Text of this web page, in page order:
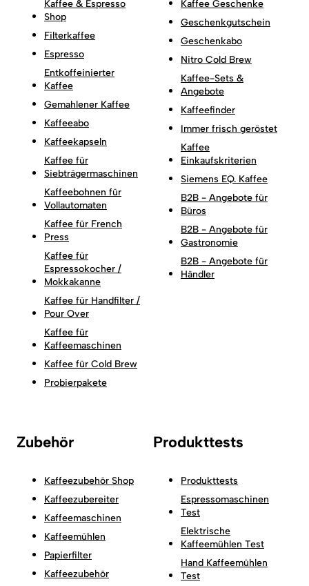
Kaffee & Espresso
Shop
Filterkaffee
Espresso
Entkoffeinierter
Kaffee
Gemahlener Kaffee
Kaffeeabo
Kaffeekapseln
Kaffee für
Siebträgermaschinen
Kaffeebohnen für
Vollautomaten
Kaffee für French
Press
Kaffee für
Espressokocher /
Mokkakanne
Kaffee für Handfilter /
Pour Over
Kaffee für
Kaffeemaschinen
Kaffee für Cold Brew
Probierpakete
Kaffee Geschenke
Geschenkgutschein
Geschenkabo
Nitro Cold Brew
Kaffee-Sets &
Angebote
Kaffeefinder
Immer frisch geröstet
Kaffee
Einkaufskriterien
Siemens EQ. Kaffee
B2B - Angebote für
Büros
B2B - Angebote für
Gastronomie
B2B - Angebote für
Händler
Zubehör
Kaffeezubehör Shop
Kaffeezubereiter
Kaffeemaschinen
Kaffeemühlen
Papierfilter
Kaffeezubehör
Produkttests
Produkttests
Espressomaschinen
Test
Elektrische
Kaffeemühlen Test
Hand Kaffeemühlen
Test